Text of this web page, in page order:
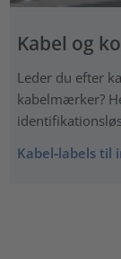
Kabel og
Leder du efter
kabelmærker?
Kabel‑labels til